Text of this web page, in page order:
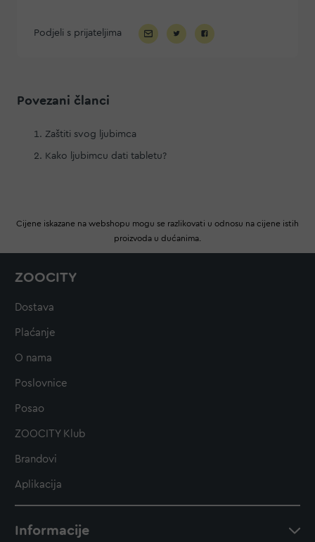
Podjeli s prijateljima
Povezani članci
Zaštiti svog ljubimca
Kako ljubimcu dati tabletu?
Cijene iskazane na webshopu mogu se razlikovati u odnosu na cijene istih
proizvoda u dućanima.
ZOOCITY
Dostava
Plaćanje
O nama
Poslovnice
Posao
ZOOCITY Klub
Brandovi
Aplikacija
Informacije